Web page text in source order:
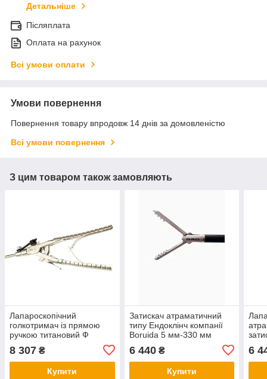
Детальніше
Післяплата
Оплата на рахунок
Всі умови оплати
Умови повернення
Повернення товару впродовж 14 днів за домовленістю
Всі умови повернення
З цим товаром також замовляють
Лапароскопічний
голкотримач із прямою
ручкою титановий Ф
5Х330 мм, на праву руку
8 307 ₴
Купити
Затискач атраматичний
типу Ендоклінч компанії
Boruida 5 мм-330 мм
6 440₴
Купити
6